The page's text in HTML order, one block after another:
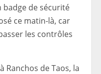
badge de sécurité
ce matin-là, car
les contrôles
Ranchos de Taos, la